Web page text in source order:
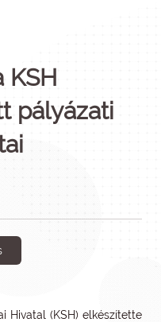
KSH
pályázati
Hivatal (KSH) elkészítette